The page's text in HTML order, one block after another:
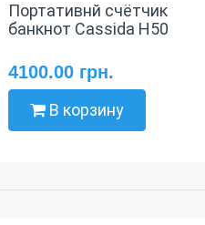
Портативнй счётчик
банкнот Cassida H50
4100.00 грн.
В корзину